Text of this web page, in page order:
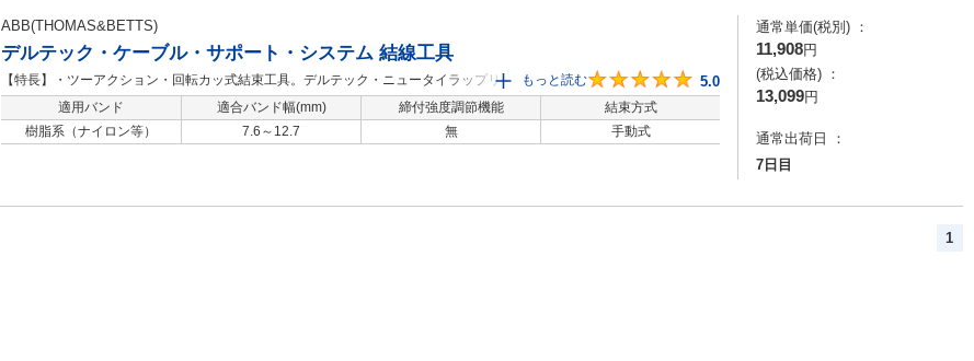
ABB(THOMAS&BETTS)
デルテック・ケーブル・サポート・システム 結線工具
【特長】・ツーアクション・回転カッ式結束工具。デルテック・ニュータイラップリール（長尺バ
ンド）の結束に最適な結束工具です・トーマス・アンド・ベッツの結束工具は人間工学に基づき設
計された画期的な結束工具です
もっと読む 5
5.0
適用バンド 適合バンド幅(mm) 締付強度調節機能
結束方式
樹脂系（ナイロン等）
7.6～12.7 無 手動式
通常単価(税別) ：
11,908円
(税込価格) ：
13,099円
通常出荷日 ：
7日目
1